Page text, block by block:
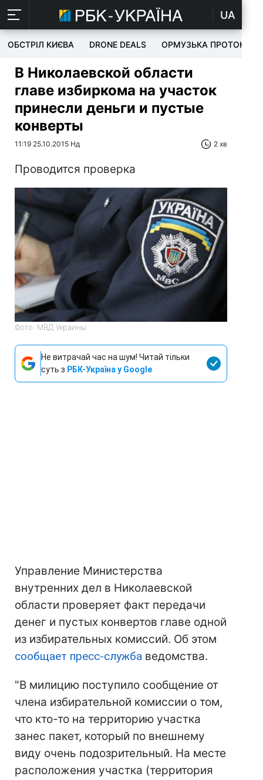
UA
ОБСТРІЛ КИЄВА DRONE DEALS ОРМУЗЬКА ПРОТОКА
В Николаевской области
главе избиркома на участок
принесли деньги и пустые
конверты
11:19 25.10.2015 Нд 2 хв
Проводится проверка
Фото: МВД Украины
Не витрачай час на шум! Читай тільки
суть з РБК-Україна у Google
Управление Министерства
внутренних дел в Николаевской
области проверяет факт передачи
денег и пустых конвертов главе одной
из избирательных комиссий. Об этом
сообщает пресс-служба ведомства.
"В милицию поступило сообщение от
члена избирательной комиссии о том,
что кто-то на территорию участка
занес пакет, который по внешнему
виду очень подозрительный. На месте
расположения участка (территория